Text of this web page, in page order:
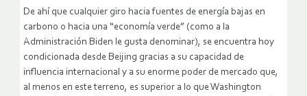
De ahí que cualquier giro hacia fuentes de energía bajas en
carbono o hacia una “economía verde” (como a la
Administración Biden le gusta denominar), se encuentra hoy
condicionada desde Beijing gracias a su capacidad de
influencia internacional y a su enorme poder de mercado que,
al menos en este terreno, es superior a lo que Washington